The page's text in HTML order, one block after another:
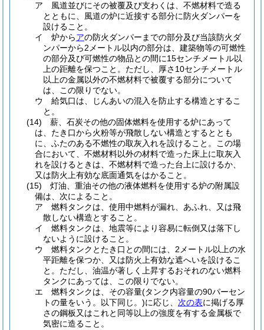
ア
風道並びにその被覆及び支わくは、不燃材料で造る
とともに、風道の炉に近接する部分に防火ダンパーを
設けること。
イ
炉からアの防火ダンパーまでの部分及び当該防火ダ
ンパーから2メートル以内の部分は、建築物等の可燃性
の部分及び可燃性の物品との間に15センチメートル以
上の距離を保つこと。 ただし、厚さ10センチメートル
以上の金属以外の不燃材料で被覆する部分について
は、この限りでない。
ウ
給気口は、じんあいの混入を防止する構造とするこ
と。
(14)
薪、石炭その他の固体燃料を使用する炉にあって
は、たき口から火粉等が飛散しない構造とするととも
に、ふたのある不燃性の取灰入れを設けること。
この場
合において、不燃材料以外の材料で造った床上に取灰入
れを設けるときは、不燃材料で造った台上に設けるか、
又は防火上有効な底面通気をはかること。
(15)
灯油、重油その他の液体燃料を使用する炉の附属設
備は、次によること。
ア
燃料タンクは、使用中燃料が漏れ、あふれ、又は飛
散しない構造とすること。
イ
燃料タンクは、地震等により容易に転倒又は落下し
ないように設けること。
ウ
燃料タンクとたき口との間には、2メートル以上の水
平距離を保つか、又は防火上有効な遮へいを設けるこ
と。 ただし、油温が著しく上昇するおそれのない燃料
タンクにあっては、この限りでない。
エ
燃料タンクは、その容量(タンク内容量の90パーセン
トの量をいう。以下同じ。)に応じ、 次の表に掲げる厚
さの鋼板又はこれと同等以上の強度を有する金属板で
気密に造ること。